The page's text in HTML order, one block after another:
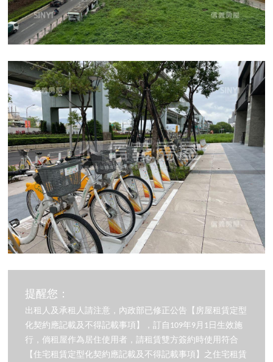
提醒您：
出租人及承租人請注意，內政部已修正公告【房屋租賃定型
化契約應記載及不得記載事項】，訂自109年9月1日生效施
行，倘租屋作為居住使用者，請租賃雙方簽約時使用符合
【住宅租賃定型化契約應記載及不得記載事項】之住宅租賃